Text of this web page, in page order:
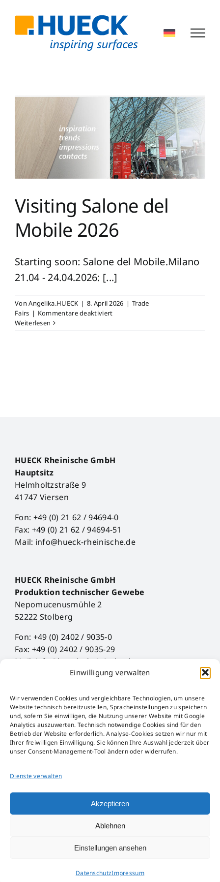
Einwilligung verwalten
Wir verwenden Cookies und vergleichbare Technologien, um unsere
Website technisch bereitzustellen, Spracheinstellungen zu speichern
und, sofern Sie einwilligen, die Nutzung unserer Website mit Google
Analytics auszuwerten. Technisch notwendige Cookies sind für den
Betrieb der Website erforderlich. Analyse-Cookies setzen wir nur mit
Ihrer freiwilligen Einwilligung. Sie können Ihre Auswahl jederzeit über
unser Consent-Management-Tool ändern oder widerrufen.
Dienste verwalten
Akzeptieren
Ablehnen
Einstellungen ansehen
DatenschutzImpressum
springen
Visiting Salone del
Mobile 2026
Starting soon: Salone del Mobile.Milano
21.04 - 24.04.2026: [...]
VonAngelika.HUECK | 8. April 2026 | Trade
Fairs | Kommentare deaktiviertfür
Weiterlesen
HUECK Rheinische GmbH
Hauptsitz
Helmholtzstraße 9
41747 Viersen
Fon: +49 (0) 21 62 / 94694-0
Fax: +49 (0) 21 62 / 94694-51
Mail: info@hueck-rheinische.de
HUECK Rheinische GmbH
Produktion technischer Gewebe
Nepomucenusmühle 2
52222 Stolberg
Fon: +49 (0) 2402 / 9035-0
Fax: +49 (0) 2402 / 9035-29
Mail: info@hueck-rheinische.de
Datenschutz
AGB
AEB
Störfall-Information
Hinweisgeber-Kanal
Umsetzungsplan gemäß § 9 EnEfG